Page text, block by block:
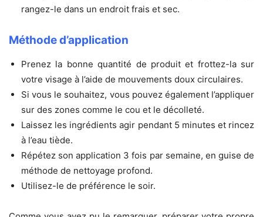
rangez-le dans un endroit frais et sec.
Méthode d’application
Prenez la bonne quantité de produit et frottez-la sur
votre visage à l’aide de mouvements doux circulaires.
Si vous le souhaitez, vous pouvez également l’appliquer
sur des zones comme le cou et le décolleté.
Laissez les ingrédients agir pendant 5 minutes et rincez
à l’eau tiède.
Répétez son application 3 fois par semaine, en guise de
méthode de nettoyage profond.
Utilisez-le de préférence le soir.